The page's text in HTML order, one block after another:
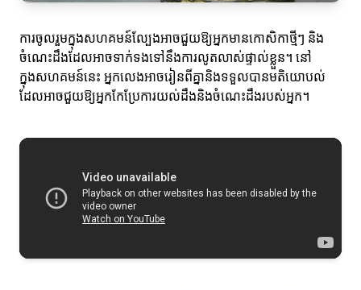
ការចូលរួមក្នុងសហគមន៍ល្បែងអាចជួយឱ្យអ្នកមានកោសិកាថ្មីៗ និង
ចំណេះដឹងដែលអាចទាក់ទងទៅនឹងការលូតលាស់ផ្ទាល់ខ្លួន។ នៅ
ក្នុងសហគមន៍នេះ អ្នកលេងអាចរៀនពីគ្នានិងទទួលបានមតិយោបល់
ដែលអាចជួយឱ្យអ្នកកែប្រែការយល់ដឹងនិងចំណេះដឹងរបស់អ្នក។